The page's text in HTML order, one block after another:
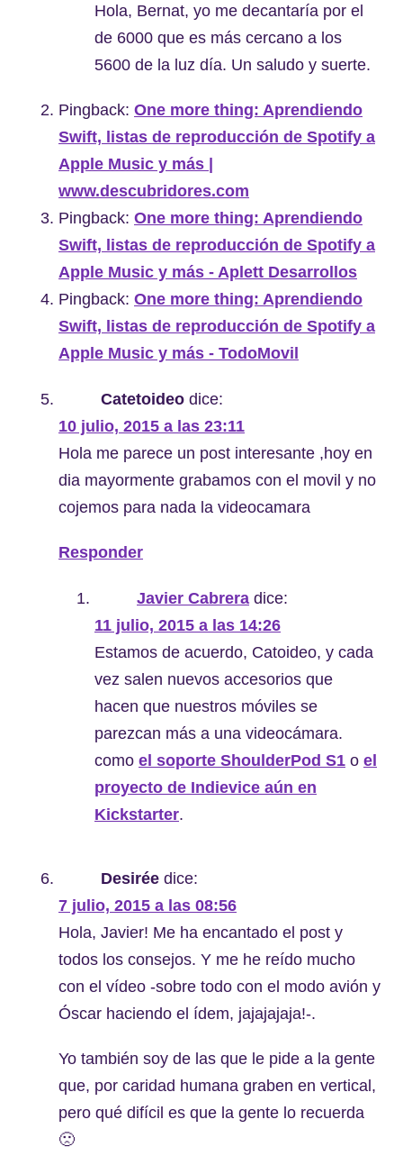
Hola, Bernat, yo me decantaría por el
de 6000 que es más cercano a los
5600 de la luz día. Un saludo y suerte.
Pingback: One more thing: Aprendiendo
Swift, listas de reproducción de Spotify a
Apple Music y más |
www.descubridores.com
Pingback: One more thing: Aprendiendo
Swift, listas de reproducción de Spotify a
Apple Music y más - Aplett Desarrollos
Pingback: One more thing: Aprendiendo
Swift, listas de reproducción de Spotify a
Apple Music y más - TodoMovil
Catetoideo dice:
10 julio, 2015 a las 23:11
Hola me parece un post interesante ,hoy en
dia mayormente grabamos con el movil y no
cojemos para nada la videocamara
Responder
Javier Cabrera dice:
11 julio, 2015 a las 14:26
Estamos de acuerdo, Catoideo, y cada
vez salen nuevos accesorios que
hacen que nuestros móviles se
parezcan más a una videocámara.
como el soporte ShoulderPod S1 o el
proyecto de Indievice aún en
Kickstarter.
Desirée dice:
7 julio, 2015 a las 08:56
Hola, Javier! Me ha encantado el post y
todos los consejos. Y me he reído mucho
con el vídeo -sobre todo con el modo avión y
Óscar haciendo el ídem, jajajajaja!-.
Yo también soy de las que le pide a la gente
que, por caridad humana graben en vertical,
pero qué difícil es que la gente lo recuerda
🙁